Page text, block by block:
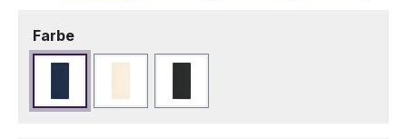
Farbeauswählen